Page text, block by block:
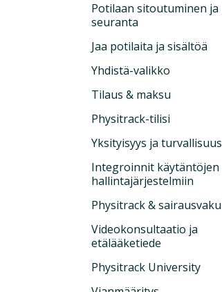
Potilaan sitoutuminen ja
seuranta
Jaa potilaita ja sisältöä
Yhdistä-valikko
Tilaus & maksu
Physitrack-tilisi
Yksityisyys ja turvallisuus
Integroinnit käytäntöjen
hallintajärjestelmiin
Physitrack &
Videokonsultaatio ja
etälääketiede
Physitrack University